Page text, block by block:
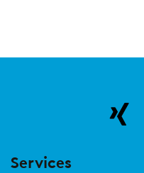
Services